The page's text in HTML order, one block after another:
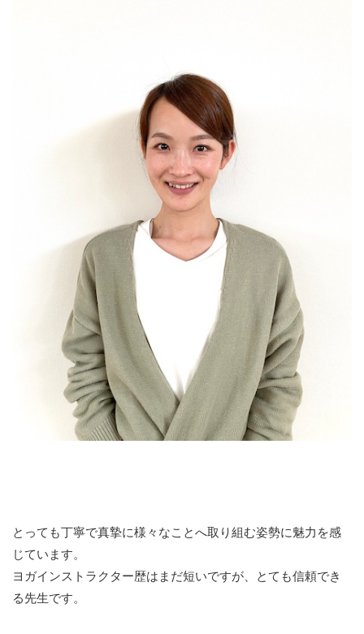
とっても丁寧で真摯に様々なことへ取り組む姿勢に魅力を感
じています。
ヨガインストラクター歴はまだ短いですが、とても信頼でき
る先生です。